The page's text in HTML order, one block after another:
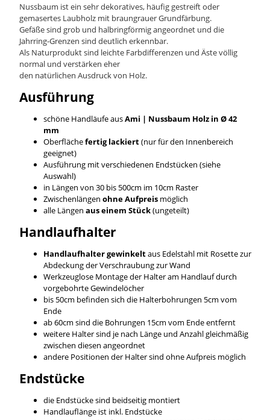
Nussbaum ist ein sehr dekoratives, häufig gestreift oder
gemasertes Laubholz mit braungrauer Grundfärbung.
Gefäße sind grob und halbringförmig angeordnet und die
Jahrring-Grenzen sind deutlich erkennbar.
Als Naturprodukt sind leichte Farbdifferenzen und Äste völlig
normal und verstärken eher
den natürlichen Ausdruck von Holz.
Ausführung
schöne Handläufe ausAmi | Nussbaum Holz in Ø 42
mm
Oberflächefertig lackiert(nur für den Innenbereich
geeignet)
Ausführung mit verschiedenen Endstücken (siehe
Auswahl)
in Längen von 30 bis 500cm im 10cm Raster
Zwischenlängen ohne Aufpreis möglich
alle Längen aus einem Stück(ungeteilt)
Handlaufhalter
Handlaufhalter gewinkeltaus Edelstahl mit Rosette zur
Abdeckung der Verschraubung zur Wand
Werkzeuglose Montage der Halter am Handlauf durch
vorgebohrte Gewindelöcher
bis 50cm befinden sich die Halterbohrungen 5cm vom
Ende
ab 60cm sind die Bohrungen 15cm vom Ende entfernt
weitere Halter sind je nach Länge und Anzahl gleichmäßig
zwischen diesen angeordnet
andere Positionen der Halter sind ohne Aufpreis möglich
Endstücke
die Endstücke sind beidseitig montiert
Handlauflänge ist inkl. Endstücke